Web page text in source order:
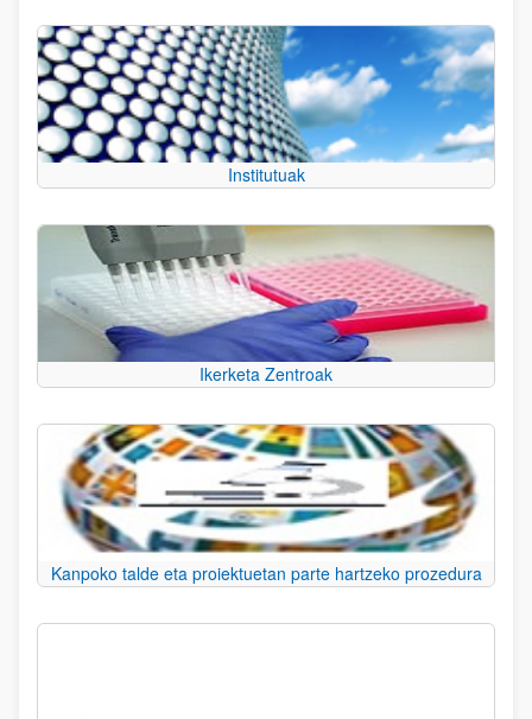
Institutuak
Ikerketa Zentroak
Kanpoko talde eta proiektuetan parte hartzeko prozedura